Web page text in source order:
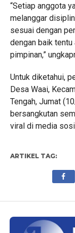
“Setiap anggota
melanggar
sesuai dengan
dengan baik tentu
pimpinan,”
Untuk diketahui,
Desa Waai,
Tengah, Jumat
bersangkutan
viral di media
ARTIKEL TAG: